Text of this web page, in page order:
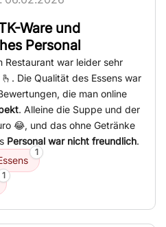
Ware und
Personal
Restaurant war leider sehr
🫰. Die Qualität des Essens war
die man online
. Alleine die Suppe und der
😂, und das ohne Getränke
Personal war nicht freundlich.
1
1